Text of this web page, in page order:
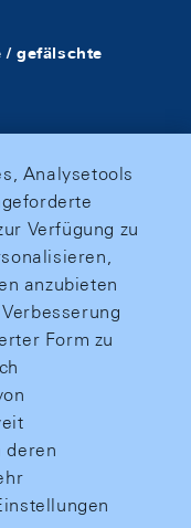
/ gefälschte
Analysetools
Verfügung zu
anzubieten
Form zu
deren